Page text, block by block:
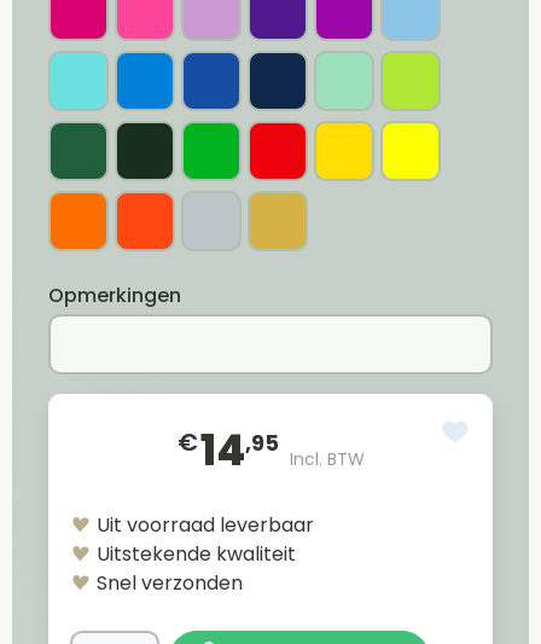
Opmerkingen
€14,95
Incl. BTW
Uit voorraad leverbaar
Uitstekende kwaliteit
Snel verzonden